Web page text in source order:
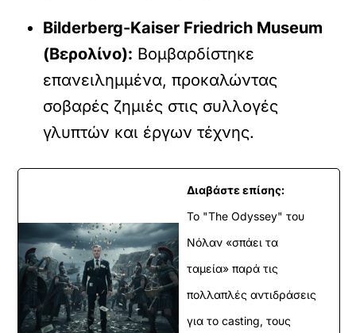
Bilderberg-Kaiser Friedrich Museum
(Βερολίνο): Βομβαρδίστηκε
επανειλημμένα, προκαλώντας
σοβαρές ζημιές στις συλλογές
γλυπτών και έργων τέχνης.
Διαβάστε επίσης:
To "The Odyssey" του
Νόλαν «σπάει τα
ταμεία» παρά τις
πολλαπλές αντιδράσεις
για το casting, τους